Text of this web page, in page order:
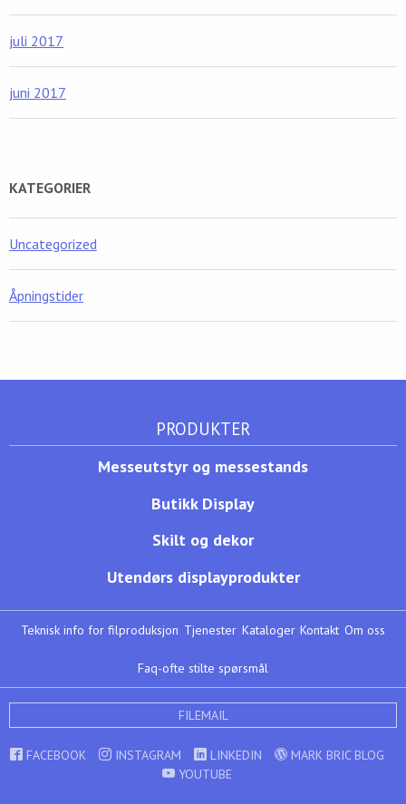
juli 2017
juni 2017
KATEGORIER
Uncategorized
Åpningstider
PRODUKTER
Messeutstyr og messestands
Butikk Display
Skilt og dekor
Utendørs displayprodukter
Teknisk info for filproduksjon Tjenester Kataloger Kontakt Om oss
Faq-ofte stilte spørsmål
FILEMAIL
FACEBOOK INSTAGRAM LINKEDIN
MARK BRIC BLOG
YOUTUBE